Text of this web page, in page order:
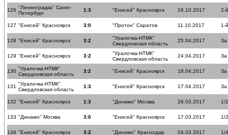
126 "Ленинградка" Санкт-
Петербург
1:3 "Енисей" Красноярск 16.10.2017 2-
127 "Енисей" Красноярск 3:0 "Протон" Саратов 11.10.2017 1-
128 "Енисей" Красноярск 3:2
"Уралочка-НТМК"
Свердловская область
25.04.2017 За
129 "Енисей" Красноярск 3:2
"Уралочка-НТМК"
Свердловская область
24.04.2017 За
130 "Уралочка-НТМК"
Свердловская область
3:2 "Енисей" Красноярск 18.04.2017 За
131 "Уралочка-НТМК"
Свердловская область
1:3 "Енисей" Красноярск 17.04.2017 За
132 "Енисей" Красноярск 1:3 "Динамо" Москва 26.03.2017 1/
133 "Динамо" Москва 3:0 "Енисей" Красноярск 17.03.2017 1/
134 "Енисей" Красноярск 3:2 "Динамо" Краснодар 04.03.2017 1/